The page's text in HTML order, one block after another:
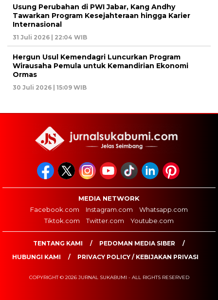
Usung Perubahan di PWI Jabar, Kang Andhy
Tawarkan Program Kesejahteraan hingga Karier
Internasional
31 Juli 2026 | 22:04 WIB
Hergun Usul Kemendagri Luncurkan Program
Wirausaha Pemula untuk Kemandirian Ekonomi
Ormas
30 Juli 2026 | 15:09 WIB
MEDIA NETWORK
Facebook.com
Instagram.com
Whatsapp.com
Tiktok.com
Twitter.com Youtube.com
TENTANG KAMI
PEDOMAN MEDIA SIBER
HUBUNGI KAMI
PRIVACY POLICY / KEBIJAKAN PRIVASI
COPYRIGHT © 2026 JURNAL SUKABUMI - ALL RIGHTS RESERVED